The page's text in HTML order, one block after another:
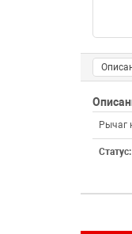
Рычаг
Статус: